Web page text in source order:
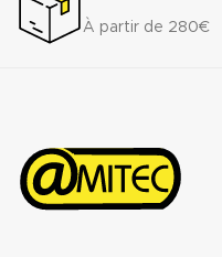
À partir de 280€